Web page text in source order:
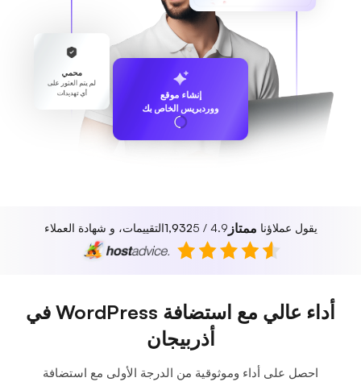
محمي
لم يتم العثور على
أي تهديدات
إنشاء موقع
ووردبريس الخاص بك
يقول عملاؤنا ممتاز 4.9 / 5
1,932التقييمات، و شهادة العملاء
أداء عالي مع استضافة WordPress في
أذربيجان
احصل على أداء وموثوقية من الدرجة الأولى مع استضافة